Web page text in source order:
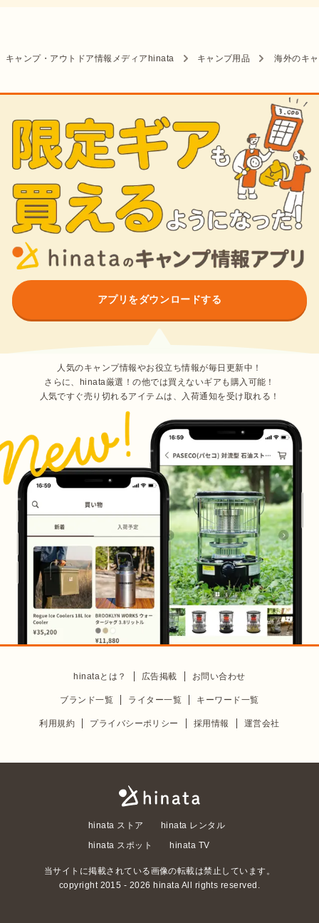
キャンプ・アウトドア情報メディアhinata キャンプ用品 海外のキ
アプリをダウンロードする
人気のキャンプ情報やお役立ち情報が毎日更新中！
さらに、hinata厳選！の他では買えないギアも購入可能！
人気ですぐ売り切れるアイテムは、入荷通知を受け取れる！
hinataとは？ 広告掲載 お問い合わせ
ブランド一覧 ライター一覧 キーワード一覧
利用規約 プライバシーポリシー 採用情報 運営会社
hinata ストア
hinata レンタル
hinata スポット
hinata TV
当サイトに掲載されている画像の転載は禁止しています。
copyright 2015 - 2026 hinata All rights reserved.